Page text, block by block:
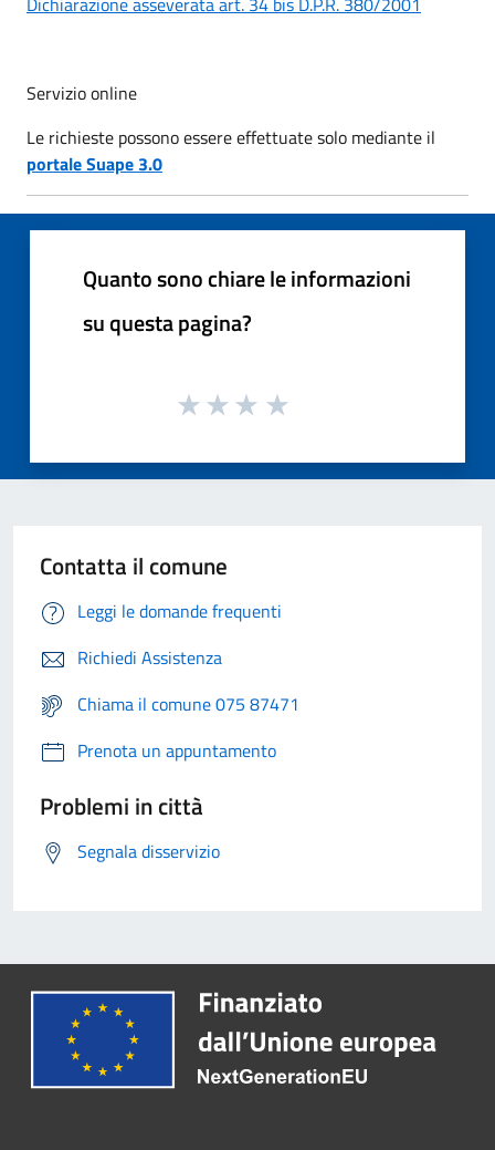
Servizio online
Le richieste possono essere effettuate solo mediante il
portale Suape 3.0
Quanto sono chiare le informazioni
su questa pagina?
Contatta il comune
Leggi le domande frequenti
Richiedi Assistenza
Chiama il comune 075 87471
Prenota un appuntamento
Problemi in città
Segnala disservizio